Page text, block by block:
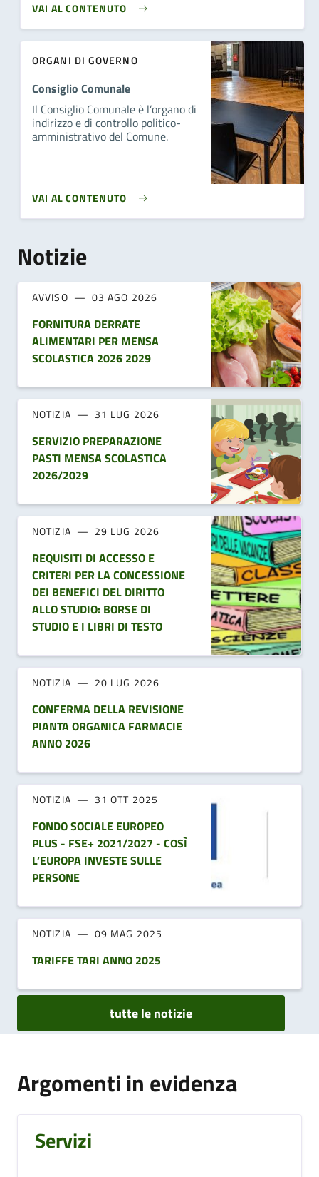
VAI AL CONTENUTO
ORGANI DI GOVERNO
Consiglio Comunale
Il Consiglio Comunale è l’organo di
indirizzo e di controllo politico-
amministrativo del Comune.
VAI AL CONTENUTO
Notizie
AVVISO 03 AGO 2026
FORNITURA DERRATE
ALIMENTARI PER MENSA
SCOLASTICA 2026 2029
NOTIZIA 31 LUG 2026
SERVIZIO PREPARAZIONE
PASTI MENSA SCOLASTICA
2026/2029
NOTIZIA 29 LUG 2026
REQUISITI DI ACCESSO E
CRITERI PER LA CONCESSIONE
DEI BENEFICI DEL DIRITTO
ALLO STUDIO: BORSE DI
STUDIO E I LIBRI DI TESTO
NOTIZIA 20 LUG 2026
CONFERMA DELLA REVISIONE
PIANTA ORGANICA FARMACIE
ANNO 2026
NOTIZIA 31 OTT 2025
FONDO SOCIALE EUROPEO
PLUS - FSE+ 2021/2027 - COSÌ
L’EUROPA INVESTE SULLE
PERSONE
NOTIZIA 09 MAG 2025
TARIFFE TARI ANNO 2025
tutte le notizie
Argomenti in evidenza
Servizi